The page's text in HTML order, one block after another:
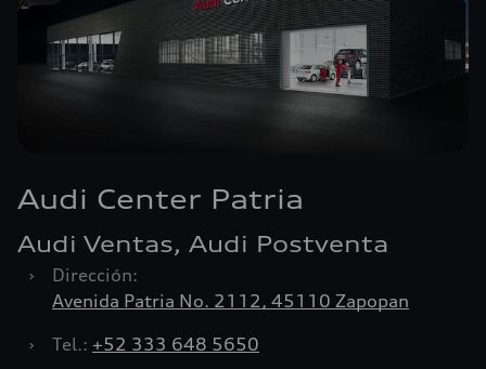
Audi Center Patria
Audi Ventas, Audi Postventa
›
Dirección:
Avenida Patria No. 2112, 45110 Zapopan
›
Tel.: +52 333 648 5650